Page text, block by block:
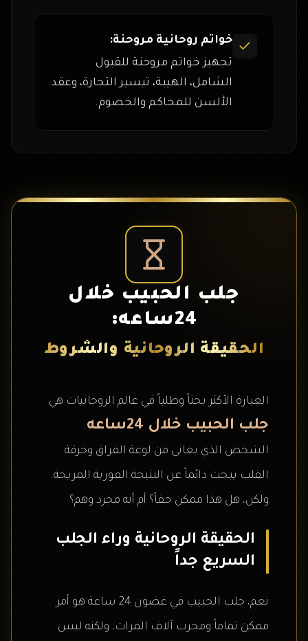
خواتم روحانية مروحنة:
تجهيز خواتم مروحنة للقبول
الشامل، الهيبة، تيسير التجارة، وعقد
الألسن للمحاكم والخصوم.
جلب الحبيب خلال
24ساعه:
الحقيقة الروحانية والشروط
العبارة الأكثر بحثاً وطلباً في عالم الروحانيات هي
جلب الحبيب خلال 24ساعه
.
الشخص الذي يعاني من لوعة الفراق وحرقة
القلب يبحث دائماً عن النتيجة الفورية المريحة.
ولكن، هل هذا ممكن حقاً؟ أم أنه مجرد وهم؟
الحقيقة الروحانية وراء الجلب
السريع جداً
نعم، جلب الحبيب في غضون 24 ساعة هو أمر
ممكن تماماً ومجرب آلاف المرات، ولكنه ليس